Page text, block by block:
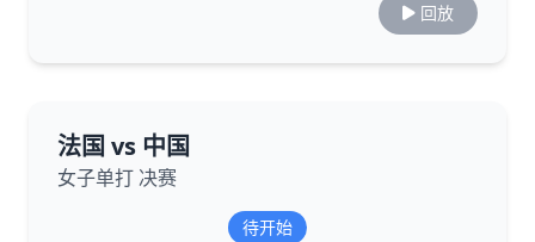
回放
法国 vs 中国
女子单打 决赛
待开始